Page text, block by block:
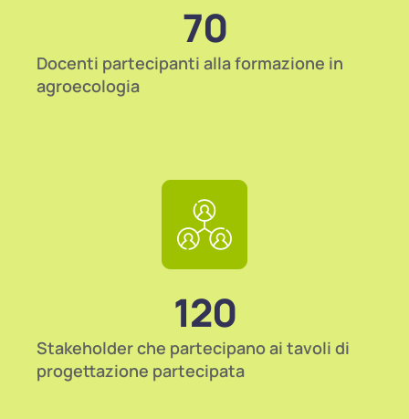
Docenti partecipanti alla formazione in
agroecologia
70
Stakeholder che partecipano ai tavoli di
progettazione partecipata
120